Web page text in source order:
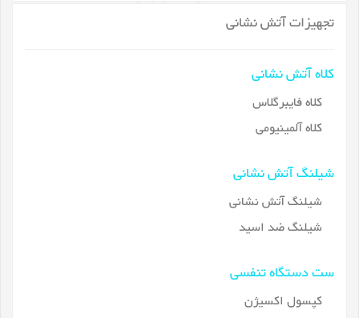
تجهیزات آتش نشانی
کلاه آتش نشانی
کلاه فایبرگلاس
کلاه آلمینیومی
شیلنگ آتش نشانی
شیلنگ آتش نشانی
شیلنگ ضد اسید
ست دستگاه تنفسی
کپسول اکسیژن